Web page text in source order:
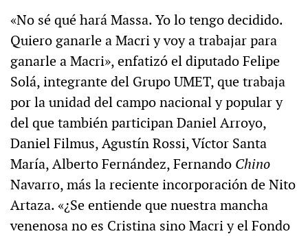
«No sé qué hará Massa. Yo lo tengo decidido.
Quiero ganarle a Macri y voy a trabajar para
ganarle a Macri», enfatizó el diputado Felipe
Solá, integrante del Grupo UMET, que trabaja
por la unidad del campo nacional y popular y
del que también participan Daniel Arroyo,
Daniel Filmus, Agustín Rossi, Víctor Santa
María, Alberto Fernández, Fernando Chino
Navarro, más la reciente incorporación de Nito
Artaza. «¿Se entiende que nuestra mancha
venenosa no es Cristina sino Macri y el Fondo